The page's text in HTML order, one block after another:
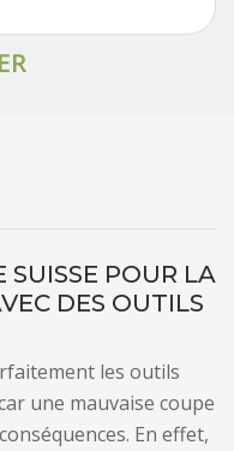
SUISSE POUR LA
DES OUTILS
les outils
une mauvaise coupe
En effet,